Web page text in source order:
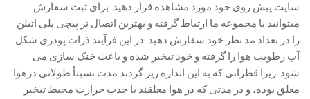
سایت پیش روی خود مورد مشاهده قرار دهید. برای ثبت سفارش
میتوانید با مجموعه ما ارتباط گرفته و بهترین اتصال نر پیچی پلی اتیلن
را در تعداد مد نظر خود سفارش دهید. در این فرآیند ذرات پودری شکل
آب رطوبت هوا را گرفته و خود تبخیر شده و باعث خنک سازی می
شود. زیرا قطراتی که به این اندازه ریز گردند مدت نسبتأ طولانی درهوا
معلق بوده، و در مدتی که در هوا معلقند با جذب حرارت محیط تبخیر